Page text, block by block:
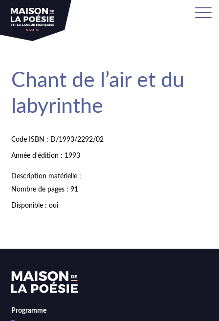
Chant de l’air et du
labyrinthe
Code ISBN : D/1993/2292/02
Année d'édition : 1993
Description matérielle :
Nombre de pages : 91
Disponible : oui
Programme